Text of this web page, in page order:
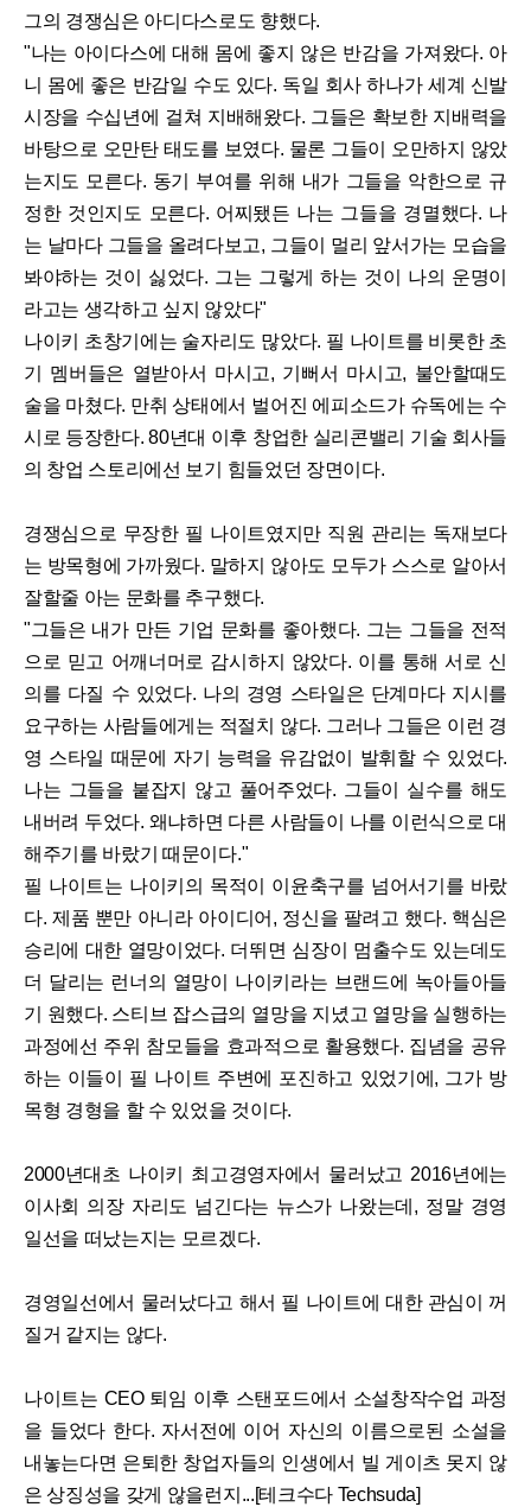
그의 경쟁심은 아디다스로도 향했다.
"나는 아이다스에 대해 몸에 좋지 않은 반감을 가져왔다. 아
니 몸에 좋은 반감일 수도 있다. 독일 회사 하나가 세계 신발
시장을 수십년에 걸쳐 지배해왔다. 그들은 확보한 지배력을
바탕으로 오만탄 태도를 보였다. 물론 그들이 오만하지 않았
는지도 모른다. 동기 부여를 위해 내가 그들을 악한으로 규
정한 것인지도 모른다. 어찌됐든 나는 그들을 경멸했다. 나
는 날마다 그들을 올려다보고, 그들이 멀리 앞서가는 모습을
봐야하는 것이 싫었다. 그는 그렇게 하는 것이 나의 운명이
라고는 생각하고 싶지 않았다"
나이키 초창기에는 술자리도 많았다. 필 나이트를 비롯한 초
기 멤버들은 열받아서 마시고, 기뻐서 마시고, 불안할때도
술을 마쳤다. 만취 상태에서 벌어진 에피소드가 슈독에는 수
시로 등장한다. 80년대 이후 창업한 실리콘밸리 기술 회사들
의 창업 스토리에선 보기 힘들었던 장면이다.
경쟁심으로 무장한 필 나이트였지만 직원 관리는 독재보다
는 방목형에 가까웠다. 말하지 않아도 모두가 스스로 알아서
잘할줄 아는 문화를 추구했다.
"그들은 내가 만든 기업 문화를 좋아했다. 그는 그들을 전적
으로 믿고 어깨너머로 감시하지 않았다. 이를 통해 서로 신
의를 다질 수 있었다. 나의 경영 스타일은 단계마다 지시를
요구하는 사람들에게는 적절치 않다. 그러나 그들은 이런 경
영 스타일 때문에 자기 능력을 유감없이 발휘할 수 있었다.
나는 그들을 붙잡지 않고 풀어주었다. 그들이 실수를 해도
내버려 두었다. 왜냐하면 다른 사람들이 나를 이런식으로 대
해주기를 바랐기 때문이다."
필 나이트는 나이키의 목적이 이윤축구를 넘어서기를 바랐
다. 제품 뿐만 아니라 아이디어, 정신을 팔려고 했다. 핵심은
승리에 대한 열망이었다. 더뛰면 심장이 멈출수도 있는데도
더 달리는 런너의 열망이 나이키라는 브랜드에 녹아들아들
기 원했다. 스티브 잡스급의 열망을 지녔고 열망을 실행하는
과정에선 주위 참모들을 효과적으로 활용했다. 집념을 공유
하는 이들이 필 나이트 주변에 포진하고 있었기에, 그가 방
목형 경형을 할 수 있었을 것이다.
2000년대초 나이키 최고경영자에서 물러났고 2016년에는
이사회 의장 자리도 넘긴다는 뉴스가 나왔는데, 정말 경영
일선을 떠났는지는 모르겠다.
경영일선에서 물러났다고 해서 필 나이트에 대한 관심이 꺼
질거 같지는 않다.
나이트는 CEO 퇴임 이후 스탠포드에서 소설창작수업 과정
을 들었다 한다. 자서전에 이어 자신의 이름으로된 소설을
내놓는다면 은퇴한 창업자들의 인생에서 빌 게이츠 못지 않
은 상징성을 갖게 않을런지...[테크수다 Techsuda]